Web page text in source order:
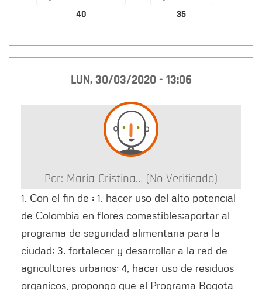
40 35
LUN, 30/03/2020 - 13:06
Por: Maria Cristina… (no Verificado)
1. Con el fin de : 1. hacer uso del alto potencial
de Colombia en flores comestibles;aportar al
programa de seguridad alimentaria para la
ciudad; 3. fortalecer y desarrollar a la red de
agricultores urbanos; 4, hacer uso de residuos
organicos, propongo que el Programa Bogota